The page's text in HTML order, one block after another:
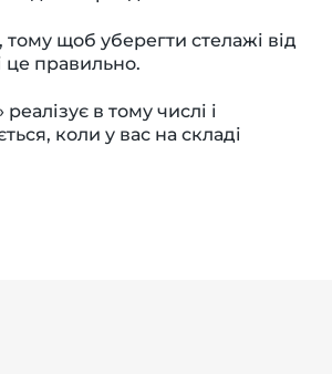
щоб уберегти стелажі від
це правильно.
в тому числі і
коли у вас на складі